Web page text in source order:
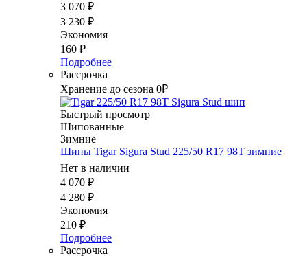
3 070 ₽
3 230 ₽
Экономия
160 ₽
Подробнее
Рассрочка
Хранение до сезона 0₽
Быстрый просмотр
Шипованные
Зимние
Шины Tigar Sigura Stud 225/50 R17 98T зимние
Нет в наличии
4 070 ₽
4 280 ₽
Экономия
210 ₽
Подробнее
Рассрочка